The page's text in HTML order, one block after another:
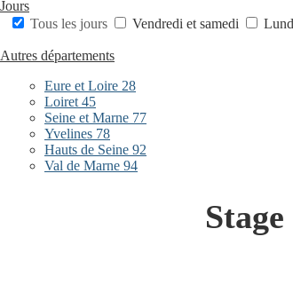
Jours
Tous les jours
Vendredi et samedi
Autres départements
Eure et Loire 28
Loiret 45
Seine et Marne 77
Yvelines 78
Hauts de Seine 92
Val de Marne 94